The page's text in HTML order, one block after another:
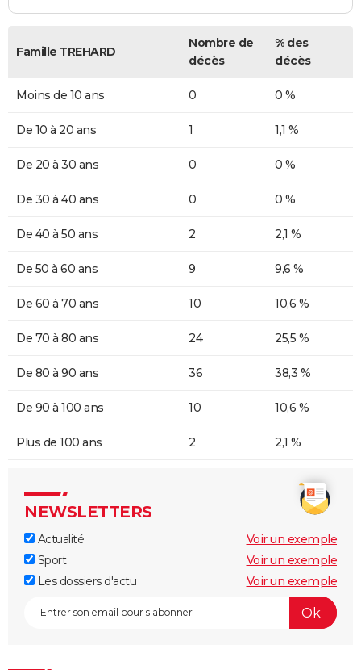
Famille TREHARD
Nombre de
décès
% des
décès
Moins de 10 ans 0 0 %
De 10 à 20 ans 1 1,1 %
De 20 à 30 ans 0 0 %
De 30 à 40 ans 0 0 %
De 40 à 50 ans 2 2,1 %
De 50 à 60 ans 9 9,6 %
De 60 à 70 ans 10 10,6 %
De 70 à 80 ans 24 25,5 %
De 80 à 90 ans 36 38,3 %
De 90 à 100 ans 10 10,6 %
Plus de 100 ans 2 2,1 %
NEWSLETTERS
Actualité
Voir un exemple
Sport
Voir un exemple
Les dossiers d'actu
Voir un exemple